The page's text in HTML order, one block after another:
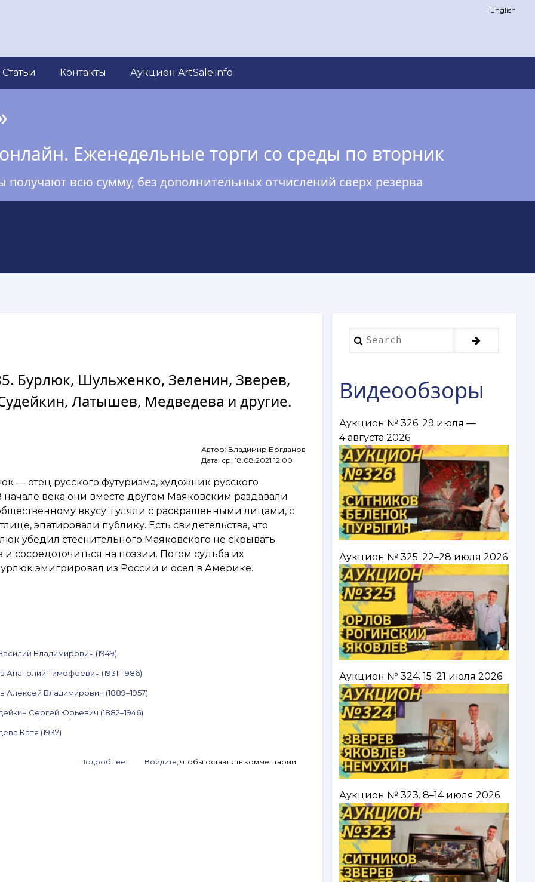
English
Статьи Контакты Аукцион ArtSale.info
Еженедельные торги со среды по вторник
всю сумму, без дополнительных отчислений сверх резерва
Бурлюк, Шульженко, Зеленин, Зверев,
Латышев, Медведева и другие.
Автор: Владимир Богданов
Дата: ср, 18.08.2021 12:00
— отец русского футуризма, художник русского
начале века они вместе другом Маяковским раздавали
вкусу: гуляли с раскрашенными лицами, с
эпатировали публику. Есть свидетельства, что
убедил стеснительного Маяковского не скрывать
и сосредоточиться на поэзии. Потом судьба их
эмигрировал из России и осел в Америке.
Владимирович (1949)
Анатолий Тимофеевич (1931–1986)
Алексей Владимирович (1889–1957)
Сергей Юрьевич (1882–1946)
Катя (1937)
Подробнее Войдите, чтобы оставлять комментарии
Search
Видеообзоры
Аукцион № 326. 29 июля —
4 августа 2026
Аукцион № 325. 22–28 июля 2026
Аукцион № 324. 15–21 июля 2026
Аукцион № 323. 8–14 июля 2026